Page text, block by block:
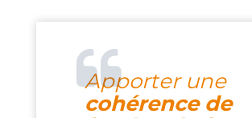
Apporter une
cohérence de